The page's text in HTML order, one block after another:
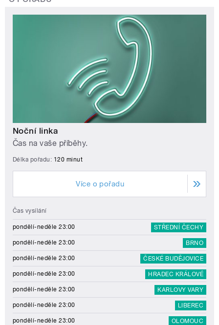
Noční linka
Čas na vaše příběhy.
Délka pořadu: 120 minut
Více o pořadu
Čas vysílání
pondělí-neděle 23:00 STŘEDNÍ ČECHY
pondělí-neděle 23:00 BRNO
pondělí-neděle 23:00 ČESKÉ BUDĚJOVICE
pondělí-neděle 23:00 HRADEC KRÁLOVÉ
pondělí-neděle 23:00 KARLOVY VARY
pondělí-neděle 23:00 LIBEREC
pondělí-neděle 23:00 OLOMOUC